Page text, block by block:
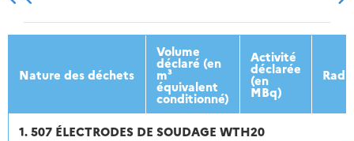
2013 2014 2015 2016
Nature des déchets
Volume
déclaré (en
m³
équivalent
conditionné)
Activité
déclarée
(en
MBq)
1. 507 ÉLECTRODES DE SOUDAGE WTH20